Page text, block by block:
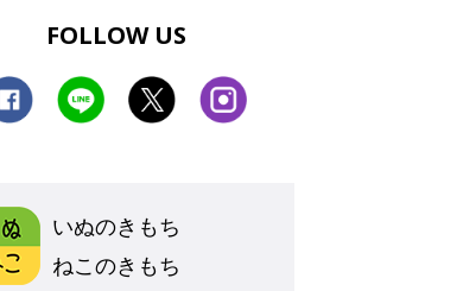
FOLLOW US
いぬのきもち
ねこのきもち